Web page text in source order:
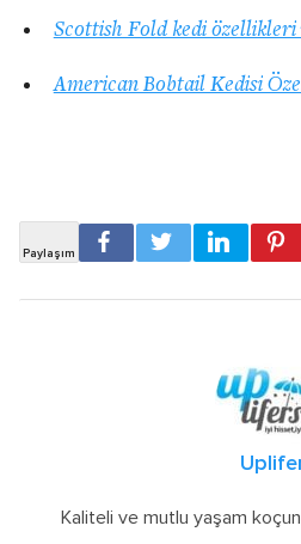
Scottish Fold kedi özellikleri
American Bobtail Kedisi
Kaliteli ve mutlu yaşam